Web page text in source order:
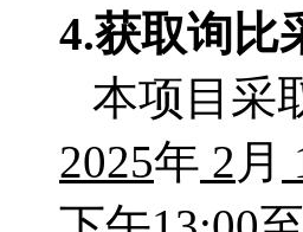
4.获取询比
本项目采
2025年 2 月